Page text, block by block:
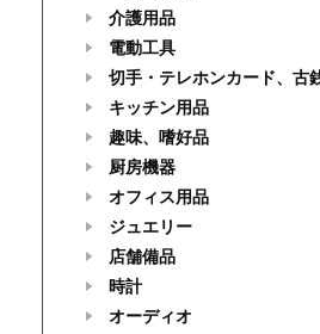
介護用品
電動工具
切手・テレホンカード、古
キッチン用品
趣味、嗜好品
厨房機器
オフィス用品
ジュエリー
店舗備品
時計
オーディオ